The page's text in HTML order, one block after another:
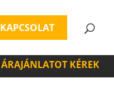
KAPCSOLAT
ÁRAJÁNLATOT KÉREK